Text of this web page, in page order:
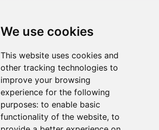
We use cookies
This website uses cookies and
other tracking technologies to
improve your browsing
experience for the following
purposes: to enable basic
functionality of the website, to